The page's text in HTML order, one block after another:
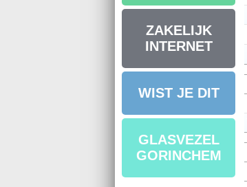
ZAKELIJK
INTERNET
WIST JE DIT
GLASVEZEL
GORINCHEM